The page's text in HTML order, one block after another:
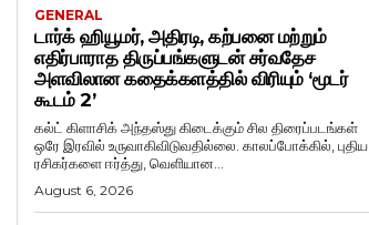
GENERAL
டார்க் ஹியூமர், அதிரடி, கற்பனை மற்றும்
எதிர்பாராத திருப்பங்களுடன் சர்வதேச
அளவிலான கதைக்களத்தில் விரியும் ‘மூடர்
கூடம் 2’
கல்ட் கிளாசிக் அந்தஸ்து கிடைக்கும் சில திரைப்படங்கள்
ஒரே இரவில் உருவாகிவிடுவதில்லை. காலப்போக்கில், புதிய
ரசிகர்களை ஈர்த்து, வெளியான...
August 6, 2026